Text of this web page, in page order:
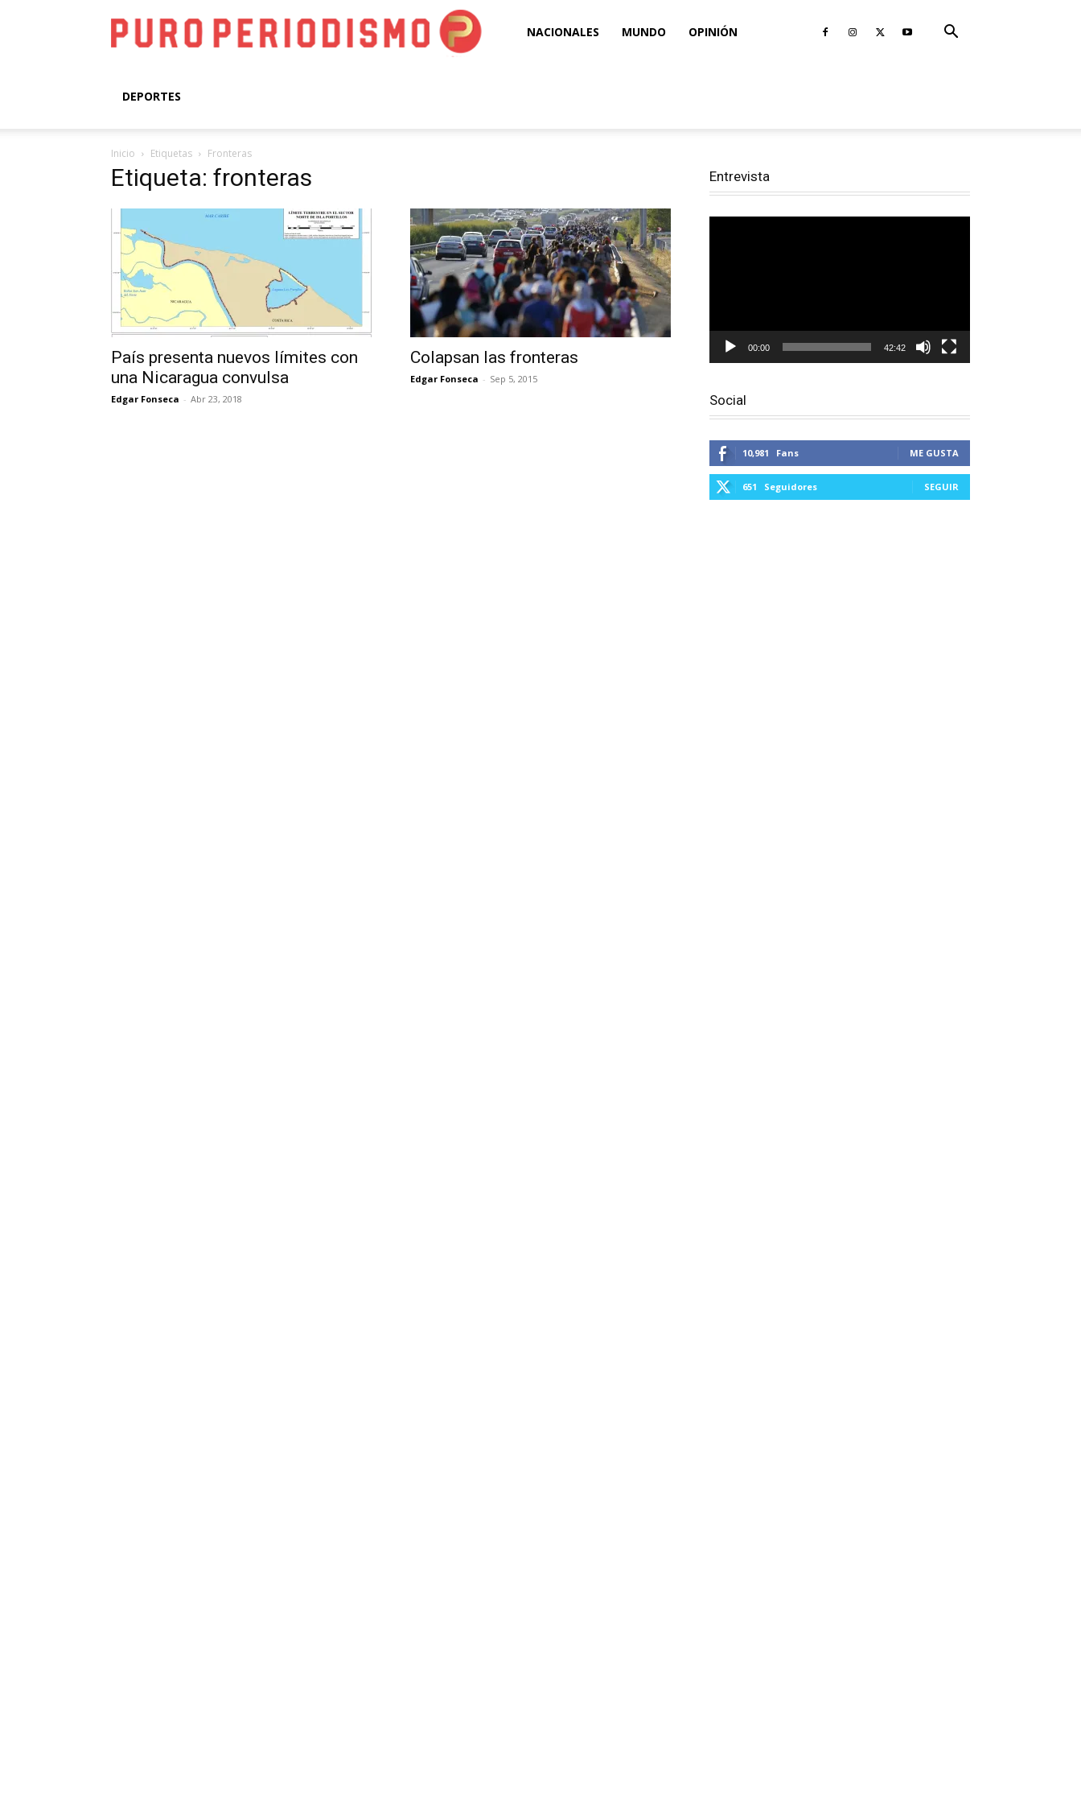
Puro NACIONALES MUNDO OPINIÓN
DEPORTES
Inicio Etiquetas Fronteras
Etiqueta: fronteras
País presenta nuevos límites con
una Nicaragua convulsa
Edgar Fonseca - Abr 23, 2018
Colapsan las fronteras
Edgar Fonseca - Sep 5, 2015
Entrevista
00:00 42:42
Social
10,981 Fans ME GUSTA
651 Seguidores SEGUIR